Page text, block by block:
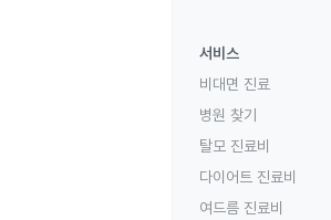
서비스
비대면 진료
병원 찾기
탈모 진료비
다이어트 진료비
여드름 진료비